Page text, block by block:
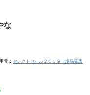
な
元： セレクトセール２０１９上場馬発表